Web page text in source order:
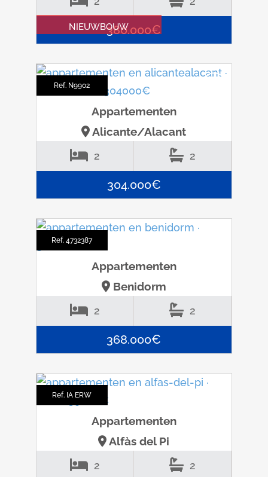
380.000€
Ref. N9902
NIEUWBOUW
Appartementen
Alicante/Alacant
2 2
304.000€
Ref. 4732387
Appartementen
Benidorm
2 2
368.000€
Ref. IA ERW
Appartementen
Alfàs del Pi
2 2